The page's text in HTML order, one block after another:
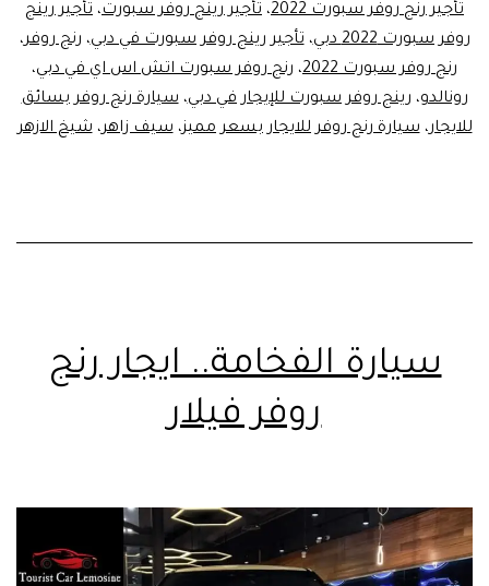
تأجير رنج روفر سبورت 2022
، تأجير رينج روفر سبورت، تأجير رينج
روفر سبورت 2022 دبي
،تأجير رينج روفر سبورت في دبي، رنج روفر،
رنج روفر سبورت 2022
، رنج روفر سبورت اتش اس اي في دبي،
رونالدو، رينج روفر سبورت للإيجار في دبي،سيارة رنج روفر بسائق
للايجار،سيارة رنج روفر للايجار بسعر مميز،سيف زاهر،شيخ الازهر
سيارة الفخامة.. ايجار رنج
روفر فيلار